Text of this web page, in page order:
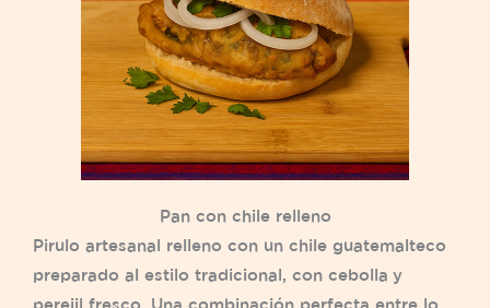
Pan con chile relleno
Pirulo artesanal relleno con un chile guatemalteco
preparado al estilo tradicional, con cebolla y